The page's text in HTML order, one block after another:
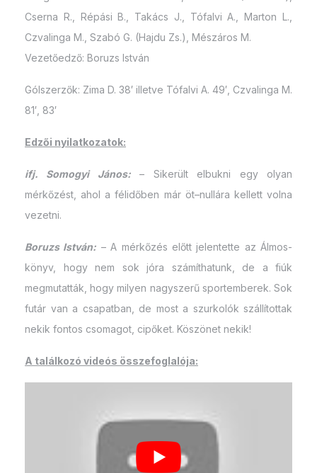
Cserna R., Répási B., Takács J., Tófalvi A., Marton L.,
Czvalinga M., Szabó G. (Hajdu Zs.), Mészáros M.
Vezetőedző: Boruzs István
Gólszerzők: Zima D. 38′ illetve Tófalvi A. 49′, Czvalinga M.
81′, 83′
Edzői nyilatkozatok:
ifj. Somogyi János:– Sikerült elbukni egy olyan
mérkőzést, ahol a félidőben már öt–nullára kellett volna
vezetni.
Boruzs István: – A mérkőzés előtt jelentette az Álmos-
könyv, hogy nem sok jóra számíthatunk, de a fiúk
megmutatták, hogy milyen nagyszerű sportemberek. Sok
futár van a csapatban, de most a szurkolók szállítottak
nekik fontos csomagot, cipőket. Köszönet nekik!
A találkozó videós összefoglalója: